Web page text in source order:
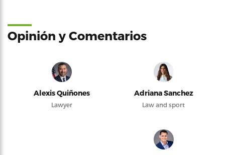
Opinión y Comentarios
Alexis Quiñones
Lawyer
Adriana Sanchez
Law and sport